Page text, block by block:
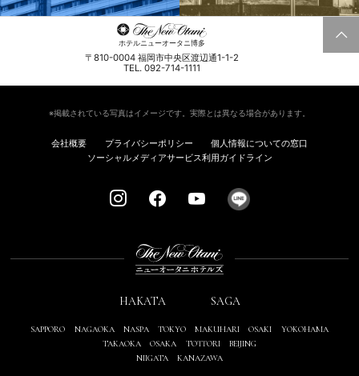
ホテルニューオータニ博多
〒810-0004 福岡市中央区渡辺通1-1-2
TEL. 092-714-1111
※掲載されている写真はイメージです。実際とは異なる場合があります。
会社概要 プライバシーポリシー
個人情報についての窓口
ソーシャルメディアサービス利用ガイドライン
HAKATA SAGA
SAPPORO NAGAOKA NASPA TOKYO MAKUHARI OSAKI
YOKOHAMA
TAKAOKA
OSAKA TOTTORI
BEIJING
NIIGATA
KANAZAWA